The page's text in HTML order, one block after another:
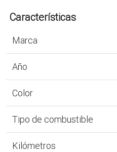
Características
Marca
Año
Color
Tipo de combustible
Kilómetros